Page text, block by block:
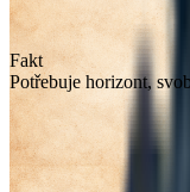
Fakt
Potřebuje horizont,